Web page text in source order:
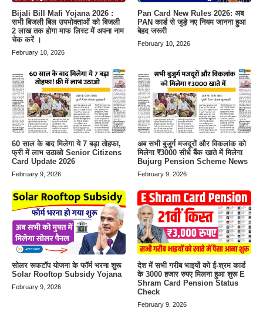
Bijali Bill Mafi Yojana 2026 :
सभी बिजली बिल उपभोक्ताओं को बिजली
2 लाख तक होगा माफ लिस्ट में अपना नाम
चेक करें ।
February 10, 2026
Pan Card New Rules 2026: अब
PAN कार्ड से जुड़े नए नियम जानना हुआ
बेहद जरूरी
February 10, 2026
60 साल के बाद मिलेगा ये 7 बड़ा तोहफा,
फ्री में लाभ उठाओ Senior Citizens
Card Update 2026
February 9, 2026
अब सभी बुजुर्ग मजदूरों और विकलांक को
मिलेगा ₹3000 सीधे बैंक खाते में मिलेगा
Bujurg Pension Scheme News
February 9, 2026
सोलर रूफटॉप योजना के फॉर्म भरना शुरू
Solar Rooftop Subsidy Yojana
February 9, 2026
देश में सभी गरीब भाइयों को ई-श्रम कार्ड
के 3000 हजार रुपए मिलना हुआ शुरू E
Shram Card Pension Status
Check
February 9, 2026